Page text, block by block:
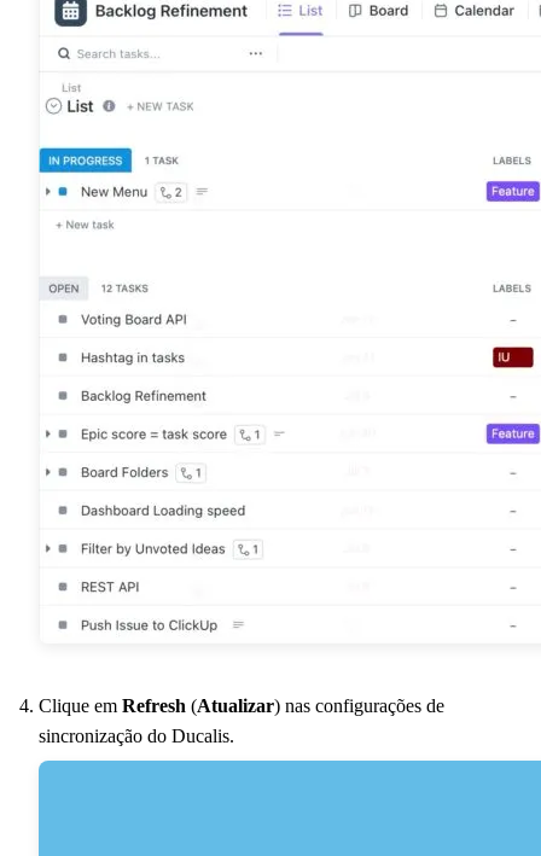
Clique em Refresh (Atualizar) nas configurações de
sincronização do Ducalis.